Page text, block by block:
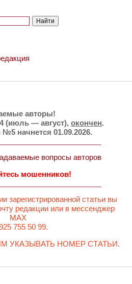
авторы!
(июль — август), окончен.
начнется 01.09.2026.
вопросы авторов
мошенников!
зарегистрированной статьи вы
редакции или в мессенджер
MAX
755 50 99.
УКАЗЫВАТЬ НОМЕР СТАТЬИ.